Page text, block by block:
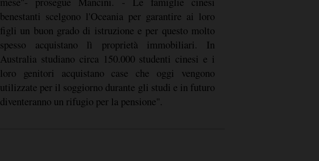
benestanti scelgono l'Oceania per garantire ai loro
figli un buon grado di istruzione e per questo molto
spesso acquistano lì proprietà immobiliari. In
Australia studiano circa 150.000 studenti cinesi e i
loro genitori acquistano case che oggi vengono
utilizzate per il soggiorno durante gli studi e in futuro
diventeranno un rifugio per la pensione".